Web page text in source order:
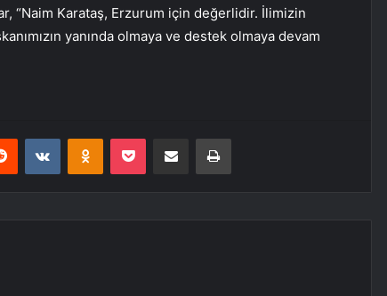
“Naim Karataş, Erzurum için değerlidir. İlimizin
yanında olmaya ve destek olmaya devam
Reddit VKontakteOdnoklassniki
Pocket E-Posta ile paylaş Yazdır